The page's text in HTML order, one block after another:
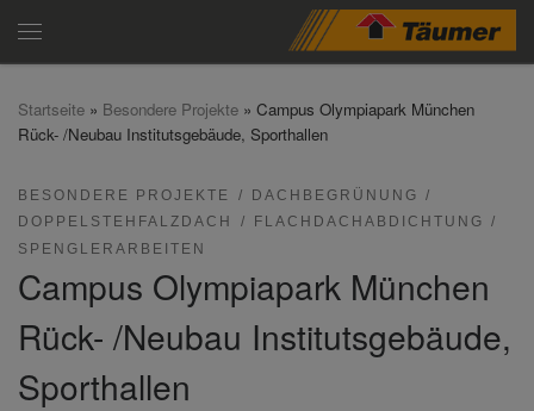
Zum Inhalt springen
Startseite » Besondere Projekte » Campus Olympiapark München
Rück- /Neubau Institutsgebäude, Sporthallen
BESONDERE PROJEKTE
DACHBEGRÜNUNG
DOPPELSTEHFALZDACH
FLACHDACHABDICHTUNG
SPENGLERARBEITEN
Campus Olympiapark München
Rück- /Neubau Institutsgebäude,
Sporthallen